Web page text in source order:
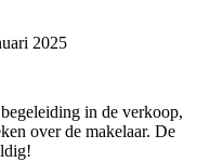
2025
in de verkoop,
over de makelaar. De